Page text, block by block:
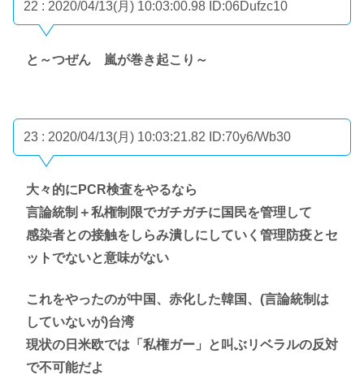
22 : 2020/04/13(月) 10:03:00.98 ID:06Dufzc10
と～つぜん 嵐が巻き起こり～
23 : 2020/04/13(月) 10:03:21.82 ID:70y6/Wb30
大々的にPCR検査をやるなら
言論統制＋私権制限でガチガチに国民を管理して
感染者との接触をしらみ潰しにしていく管理防疫とセ
ットでないと意味がない
これをやったのが中国、赤化した韓国、(言論統制は
していないが)台湾
現状の日米欧では「私権ガー」と叫ぶリベラルの反対
で不可能だよ